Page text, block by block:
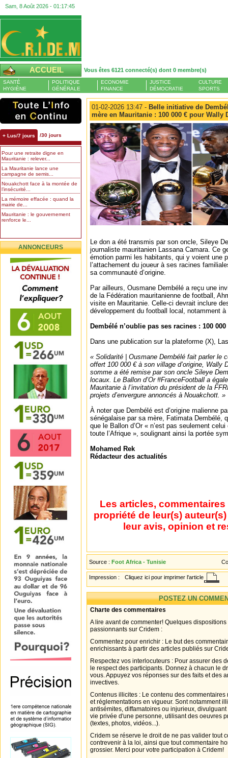
Sam, 8 Août 2026 - 01:17:45
ACCUEIL Vous êtes 6121 connecté(s) dont 0 membre(s)
SANTÉ
HYGIÈNE
POLITIQUE
GÉNÉRALE
ECONOMIE
FINANCE
JUSTICE
DÉMOCRATIE
CULTURE
SPORTS
+ Lus/7 jours /30 jours
Pour une retraite digne en
Mauritanie : relever...
La Mauritanie lance une
campagne de semis...
Nouakchott face à la montée de
l’insécurité...
La mémoire effacée : quand la
mairie de...
Mauritanie : le gouvernement
renforce le...
ANNONCEURS
01-02-2026 13:47 - Belle initiative de
mère en Mauritanie : 100 000 € pour Wally
Le don a été transmis par son oncle, Sileye
journaliste mauritanien Lassana Camara. Ce
émotion parmi les habitants, qui y voient une
l’attachement du joueur à ses racines
sa communauté d’origine.
Par ailleurs, Ousmane Dembélé a reçu une
de la Fédération mauritanienne de football,
visite en Mauritanie. Celle-ci devrait inclure
développement du football local, notamment
Dembélé n’oublie pas ses racines : 100
Dans une publication sur la plateforme (X),
« Solidarité | Ousmane Dembélé fait parler le
offert 100 000 € à son village d’origine, Wally
somme a été remise par son oncle Sileye
locaux. Le Ballon d’Or #FranceFootball a
Mauritanie à l’invitation du président de la
projets d’envergure annoncés à Nouakchott. »
À noter que Dembélé est d’origine malienne
sénégalaise par sa mère, Fatimata Dembélé,
que le Ballon d’Or « n’est pas seulement
toute l’Afrique », soulignant ainsi la portée
Mohamed Rek
Rédacteur des actualités
Les articles,
propriété de leur(s)
leur avis, opinion et
Source : Foot Africa - Tunisie
Impression : Cliquez ici pour imprimer l'article
POSTEZ UN
Charte des commentaires
A lire avant de commenter! Quelques
passionnants sur Cridem :
Commentez pour enrichir : Le but des
enrichissants à partir des articles publiés sur
Respectez vos interlocuteurs : Pour assurer des
le respect des participants. Donnez à chacun le
vous. Appuyez vos réponses sur des faits et des
invectives.
Contenus illicites : Le contenu des
et réglementations en vigueur. Sont notamment
antisémites, diffamatoires ou injurieux,
vie privée d'une personne, utilisant des oeuvres
(textes, photos, vidéos...).
Cridem se réserve le droit de ne pas valider tout
contrevenir à la loi, ainsi que tout commentaire
grossier. Merci pour votre participation à Cridem!